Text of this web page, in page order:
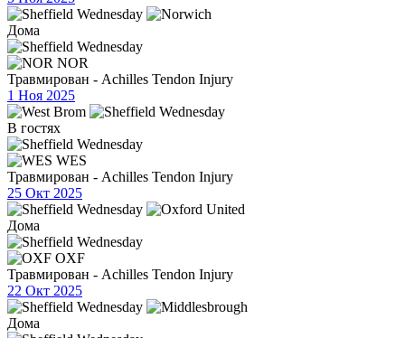
Дома
NOR
Травмирован - Achilles Tendon Injury
1 Ноя 2025
В гостях
WES
Травмирован - Achilles Tendon Injury
25 Окт 2025
Дома
OXF
Травмирован - Achilles Tendon Injury
22 Окт 2025
Дома